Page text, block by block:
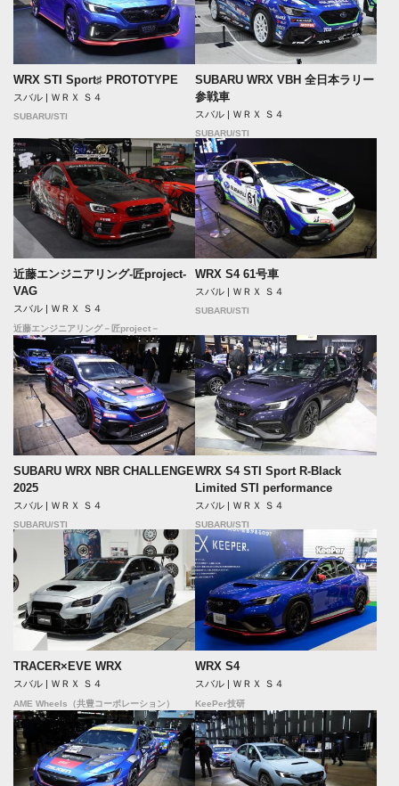
WRX STI Sport♯ PROTOTYPE
スバル | ＷＲＸ Ｓ４
SUBARU/STI
SUBARU WRX VBH 全日本ラリー
参戦車
スバル | ＷＲＸ Ｓ４
SUBARU/STI
近藤エンジニアリング-匠project-
VAG
スバル | ＷＲＸ Ｓ４
近藤エンジニアリング－匠project－
WRX S4 61号車
スバル | ＷＲＸ Ｓ４
SUBARU/STI
SUBARU WRX NBR CHALLENGE
2025
スバル | ＷＲＸ Ｓ４
SUBARU/STI
WRX S4 STI Sport R-Black
Limited STI performance
スバル | ＷＲＸ Ｓ４
SUBARU/STI
TRACER×EVE WRX
スバル | ＷＲＸ Ｓ４
AME Wheels（共豊コーポレーション）
WRX S4
スバル | ＷＲＸ Ｓ４
KeePer技研